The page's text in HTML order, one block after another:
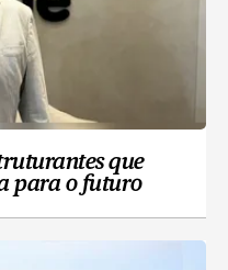
que
para o futuro